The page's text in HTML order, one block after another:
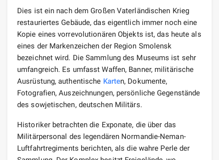
Dies ist ein nach dem Großen Vaterländischen Krieg
restauriertes Gebäude, das eigentlich immer noch eine
Kopie eines vorrevolutionären Objekts ist, das heute als
eines der Markenzeichen der Region Smolensk
bezeichnet wird. Die Sammlung des Museums ist sehr
umfangreich. Es umfasst Waffen, Banner, militärische
Ausrüstung, authentische Karten, Dokumente,
Fotografien, Auszeichnungen, persönliche Gegenstände
des sowjetischen, deutschen Militärs.
Historiker betrachten die Exponate, die über das
Militärpersonal des legendären Normandie-Neman-
Luftfahrtregiments berichten, als die wahre Perle der